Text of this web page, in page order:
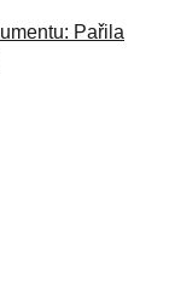
Pařila